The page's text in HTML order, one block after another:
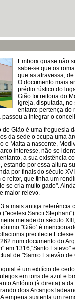
Embora quase não
sabe-se que os
que as atravessa,
O documento mais
prédio rústico do
Gião foi reitoria do
igreja, disputada, no
entanto pertença do
passou a integrar o
de Gião é uma freguesia
da sede o ocupa uma
e Malta a nascente,
interesse, não se
a sua existência
estando por essa altura
por finais do século
o reitor, que tinha um
se cria muito gado".
maior relevo.
a mais antiga referência
("ecelesi Sancti
metade do século
"Gião" é
predilecte
num documento do
em 1316,"Santo
de "Samto Estevão
é um edifício de
em tons de azul e
António (à direita) a
dois Arcanjos
empena sustenta um